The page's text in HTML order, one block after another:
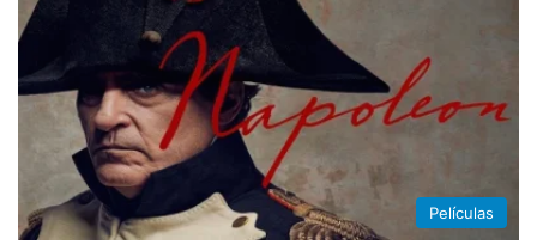
Películas